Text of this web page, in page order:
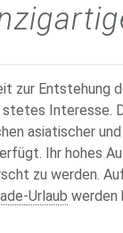
zur Entstehung
Interesse.
asiatischer und
Ihr hohes
zu werden.
Urlaub werden